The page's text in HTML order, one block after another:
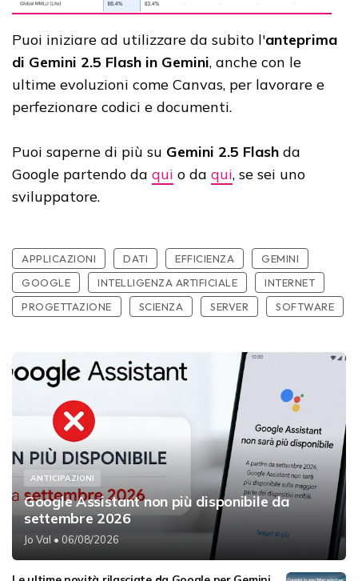
Puoi iniziare ad utilizzare da subito l'anteprima
di Gemini 2.5 Flash in Gemini, anche con le
ultime evoluzioni come Canvas, per lavorare e
perfezionare codici e documenti.
Puoi saperne di più su Gemini 2.5 Flash da
Google partendo da qui o da qui, se sei uno
sviluppatore.
APPLICAZIONI DATI EFFICIENZA
GEMINI
GOOGLE
INTELLIGENZA ARTIFICIALE
INTERNET
PROGETTAZIONE
SCIENZA SERVER SOFTWARE
ANTICIPAZIONI
Google Assistant non più disponibile da
settembre 2026
Jo Val • 06/08/2026